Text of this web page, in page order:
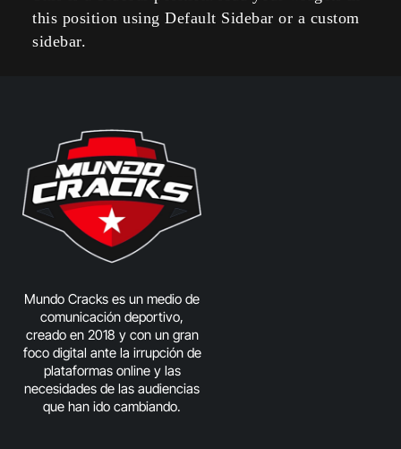
this position using Default Sidebar or a custom
sidebar.
Mundo Cracks es un medio de
comunicación deportivo,
creado en 2018 y con un gran
foco digital ante la irrupción de
plataformas online y las
necesidades de las audiencias
que han ido cambiando.